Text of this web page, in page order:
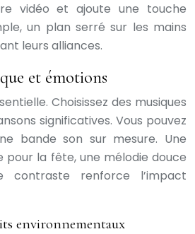
vidéo et ajoute une touche
un plan serré sur les mains
leurs alliances.
et émotions
Choisissez des musiques
significatives. Vous pouvez
bande son sur mesure. Une
pour la fête, une mélodie douce
renforce l’impact
environnementaux